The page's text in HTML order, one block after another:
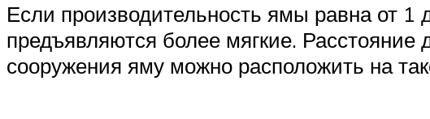
Если производительность ямы равна от 1
предъявляются более мягкие.
сооружения яму можно расположить на